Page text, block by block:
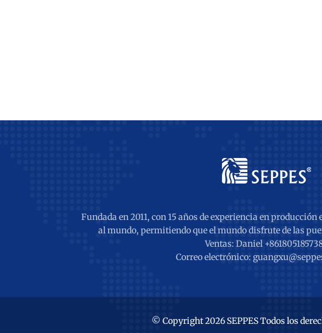
Fundada en 2011, con 15 años de experiencia en
al mundo, permitiendo que el mundo disfrute de las
Ventas: Daniel
Correo electrónico:
© Copyright 2026 SEPPES Todos los